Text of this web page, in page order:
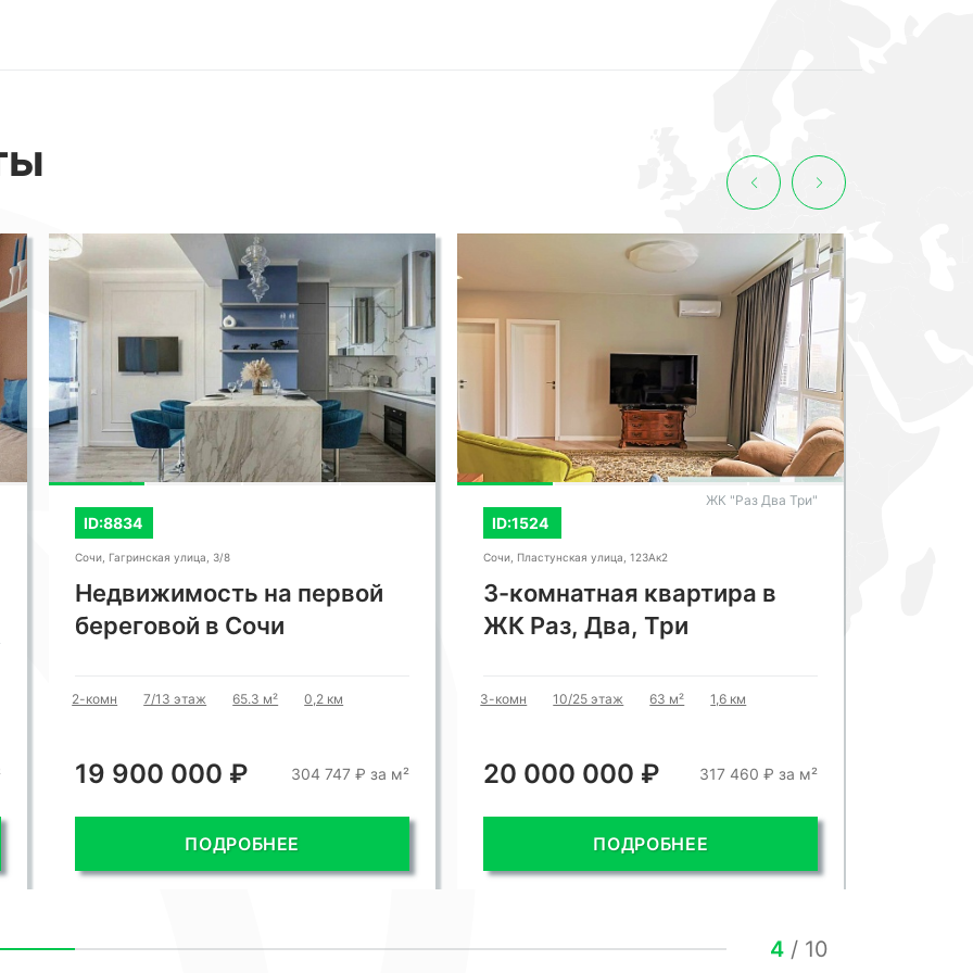
СМОТРЕТЬ ВСЕ ФОТО
ID:8834
Сочи, Гагринская улица, 3/8
Недвижимость на первой
береговой в Сочи
2-комн 7/13 этаж 65.3 м² 0,2 км
19 900 000 ₽ 304 747 ₽ за м²
ПОДРОБНЕЕ
СМОТРЕТЬ ВСЕ ФОТО
ID:1524
ЖК "Раз Два Три"
Сочи, Пластунская улица, 123Ак2
3-комнатная квартира в
ЖК Раз, Два, Три
3-комн 10/25 этаж 63 м² 1,6 км
20 000 000 ₽ 317 460 ₽ за м²
ПОДРОБНЕЕ
4 / 10